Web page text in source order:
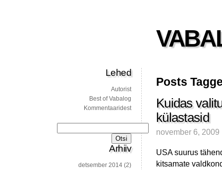
Posts
Kuidas
külastasid
november 6, 2009
USA suurus
kitsamate
Lehed
Autorist
Best of Vabalog
Kommentaaridest
Arhiiv
detsember 2014 (2)